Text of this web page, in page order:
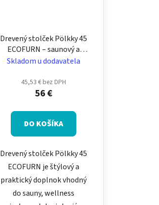
Drevený stolček Pölkky 45
ECOFURN – saunový a
relaxačný stolík
Skladom u dodavatela
45,53 € bez DPH
56 €
DO KOŠÍKA
Drevený stolček Pölkky 45
ECOFURN je štýlový a
praktický doplnok vhodný
do sauny, wellness